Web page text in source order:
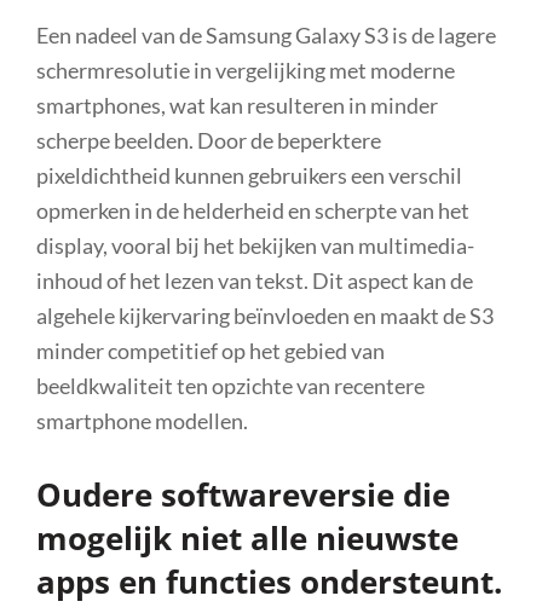
Een nadeel van de Samsung Galaxy S3 is de lagere
schermresolutie in vergelijking met moderne
smartphones, wat kan resulteren in minder
scherpe beelden. Door de beperktere
pixeldichtheid kunnen gebruikers een verschil
opmerken in de helderheid en scherpte van het
display, vooral bij het bekijken van multimedia-
inhoud of het lezen van tekst. Dit aspect kan de
algehele kijkervaring beïnvloeden en maakt de S3
minder competitief op het gebied van
beeldkwaliteit ten opzichte van recentere
smartphone modellen.
Oudere softwareversie die
mogelijk niet alle nieuwste
apps en functies ondersteunt.